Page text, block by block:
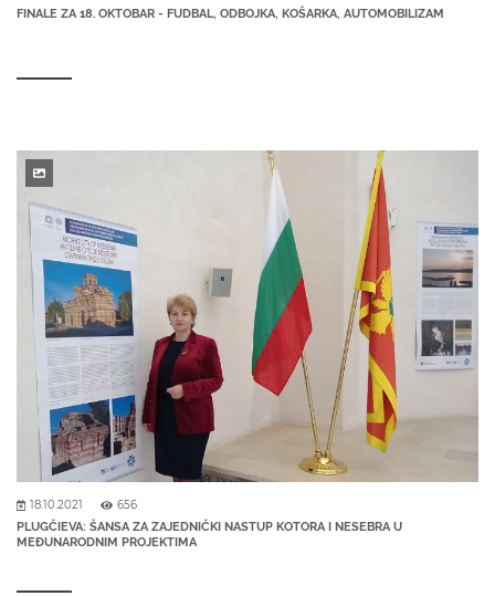
FINALE ZA 18. OKTOBAR - FUDBAL, ODBOJKA, KOŠARKA, AUTOMOBILIZAM
18.10.2021 656
PLUGČIEVA: ŠANSA ZA ZAJEDNIČKI NASTUP KOTORA I NESEBRA U
MEĐUNARODNIM PROJEKTIMA